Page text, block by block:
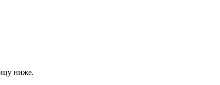
ниже.